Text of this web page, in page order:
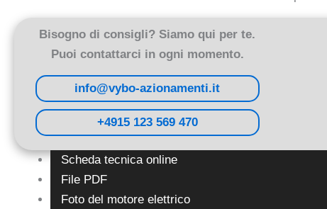
Bisogno di consigli? Siamo qui per te.
Puoi contattarci in ogni momento.
info@vybo-azionamenti.it
+4915 123 569 470
Scheda tecnica online
File PDF
Foto del motore elettrico